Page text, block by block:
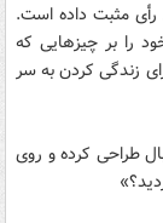
رأی مثبت داده است.
را بر چیزهایی که
زندگی کردن به سر
طراحی کرده و روی